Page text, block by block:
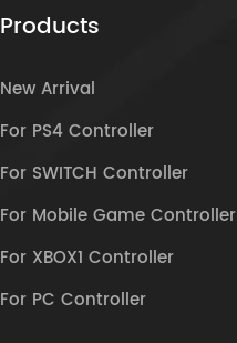
Products
New Arrival
For PS4 Controller
For SWITCH Controller
For Mobile Game Controller
For XBOX1 Controller
For PC Controller